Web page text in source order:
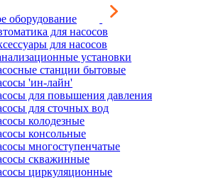
оборудование
для насосов
для насосов
установки
станции бытовые
'ин-лайн'
для повышения давления
для сточных вод
колодезные
консольные
многоступенчатые
скважинные
циркуляционные